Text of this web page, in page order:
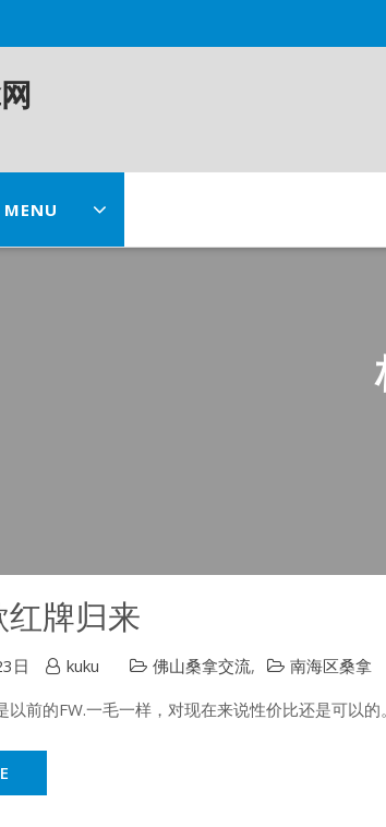
MENU
牌归来
日 kuku 佛山桑拿交流,
南海区桑拿
以前的FW.一毛一样，对现在来说性价比还是可以